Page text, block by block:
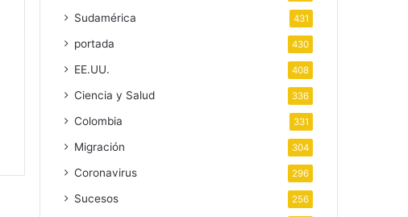
Sudamérica 431
portada 430
EE.UU. 408
Ciencia y Salud 336
Colombia 331
Migración 304
Coronavirus 296
Sucesos 256